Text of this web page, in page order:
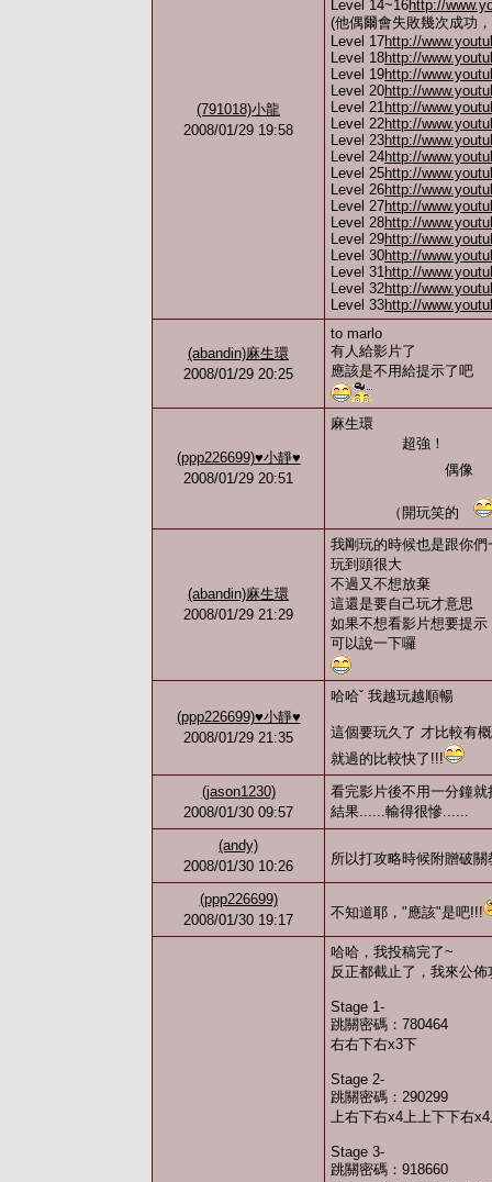
(791018)小龍
2008/01/29 19:58
Level 14~16http://
(他偶爾會失敗幾次成功
Level 17http://
Level 18http://
Level 19http://
Level 20http://
Level 21http://
Level 22http://
Level 23http://
Level 24http://
Level 25http://
Level 26http://
Level 27http://
Level 28http://
Level 29http://
Level 30http://
Level 31http://
Level 32http://
Level 33http://
(abandin)麻生環
2008/01/29 20:25
to marlo
有人給影片了
應該是不用給提示了吧
(ppp226699)♥小靜♥
2008/01/29 20:51
麻生環
超強！
偶
（開玩笑的
(abandin)麻生環
2008/01/29 21:29
我剛玩的時候也是跟你們
玩到頭很大
不過又不想放棄
這還是要自己玩才意思
如果不想看影片想要提示
可以說一下囉
(ppp226699)♥小靜♥
2008/01/29 21:35
哈哈ˇ 我越玩越順暢
這個要玩久了 才比較有
就過的比較快了!!!
(jason1230)
2008/01/30 09:57
看完影片後不用一分鐘
結果......輸得很慘......
(andy)
2008/01/30 10:26
所以打攻略時候附贈破
(ppp226699)
2008/01/30 19:17
不知道耶，"應該"是吧!!!
哈哈，我投稿完了~
反正都截止了，我來公
Stage 1-
跳關密碼：780464
右右下右x3下
Stage 2-
跳關密碼：290299
上右下右x4上上下下右
Stage 3-
跳關密碼：918660